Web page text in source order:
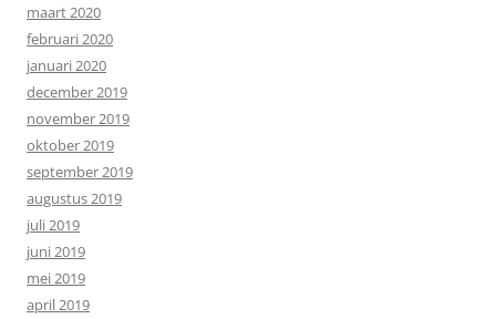
maart 2020
februari 2020
januari 2020
december 2019
november 2019
oktober 2019
september 2019
augustus 2019
juli 2019
juni 2019
mei 2019
april 2019